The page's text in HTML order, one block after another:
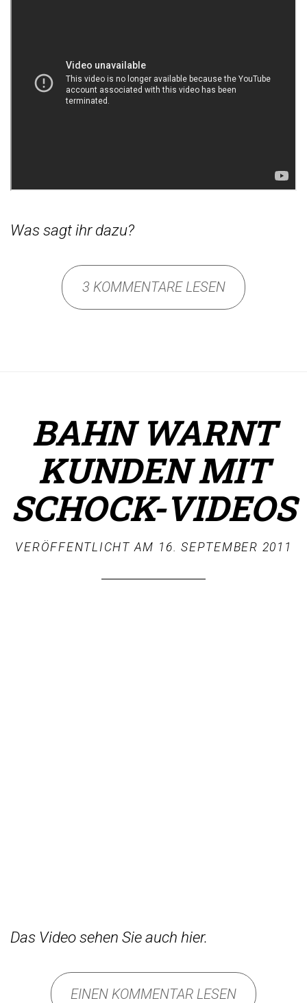
Was sagt ihr dazu?
3 KOMMENTARE LESEN
BAHN WARNT
KUNDEN MIT
SCHOCK-VIDEOS
VERÖFFENTLICHT AM 16. SEPTEMBER 2011
Das Video sehen Sie auch hier.
EINEN KOMMENTAR LESEN